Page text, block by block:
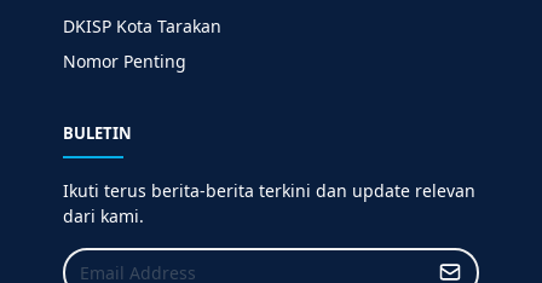
DKISP Kota Tarakan
Nomor Penting
BULETIN
Ikuti terus berita-berita terkini dan update relevan
dari kami.